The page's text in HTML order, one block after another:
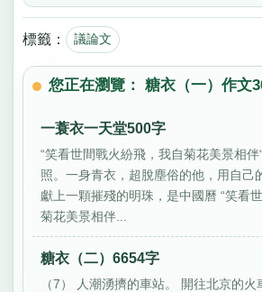
標籤： 議論文
您正在瀏覽： 糖衣（一）作文
一蓑衣一天堂500字
“笑看世間戰火紛飛，我自菊花美景相
照。一身青衣，超脫塵俗的他，用自己
獻上一顆摧殘的明珠，是中國曆 “笑看
菊花美景相伴...
糖衣（二）6654字
（7） 人潮湧擠的車站。 開往北京的